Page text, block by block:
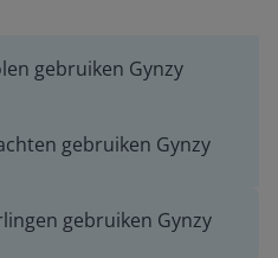
gebruiken Gynzy
gebruiken Gynzy
gebruiken Gynzy